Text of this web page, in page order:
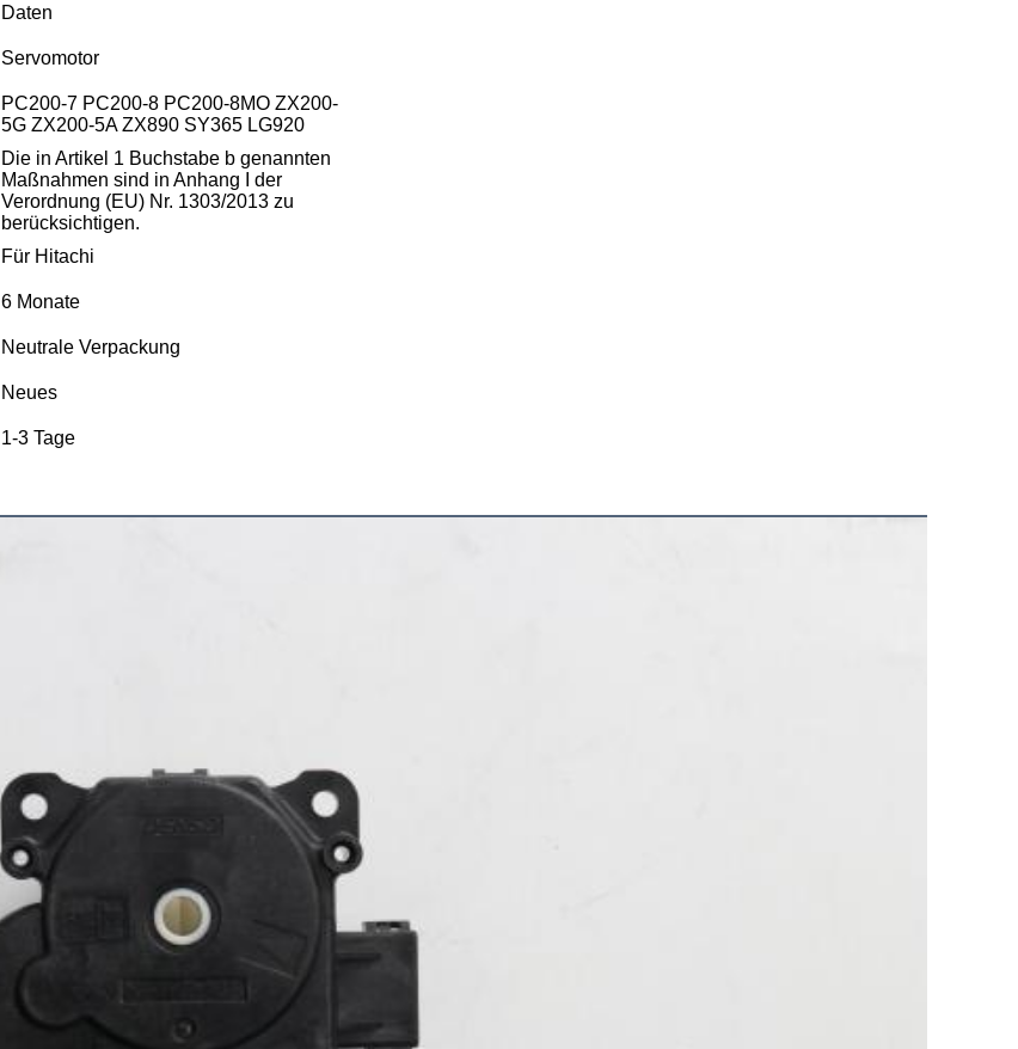
Daten
Servomotor
PC200-7 PC200-8 PC200-8MO ZX200-
5G ZX200-5A ZX890 SY365 LG920
Die in Artikel 1 Buchstabe b genannten
Maßnahmen sind in Anhang I der
Verordnung (EU) Nr. 1303/2013 zu
berücksichtigen.
Für Hitachi
6 Monate
Neutrale Verpackung
Neues
1-3 Tage